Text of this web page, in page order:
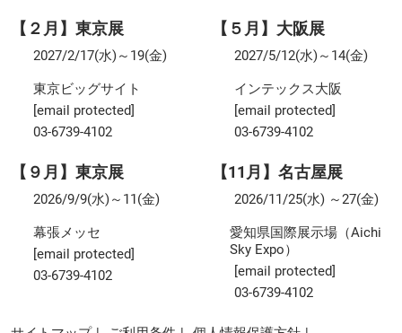
【２月】東京展
2027/2/17(水)～19(金)
東京ビッグサイト
[email protected]
03-6739-4102
【５月】大阪展
2027/5/12(水)～14(金)
インテックス大阪
[email protected]
03-6739-4102
【９月】東京展
2026/9/9(水)～11(金)
幕張メッセ
[email protected]
03-6739-4102
【11月】名古屋展
2026/11/25(水) ～27(金)
愛知県国際展示場（Aichi
Sky Expo）
[email protected]
03-6739-4102